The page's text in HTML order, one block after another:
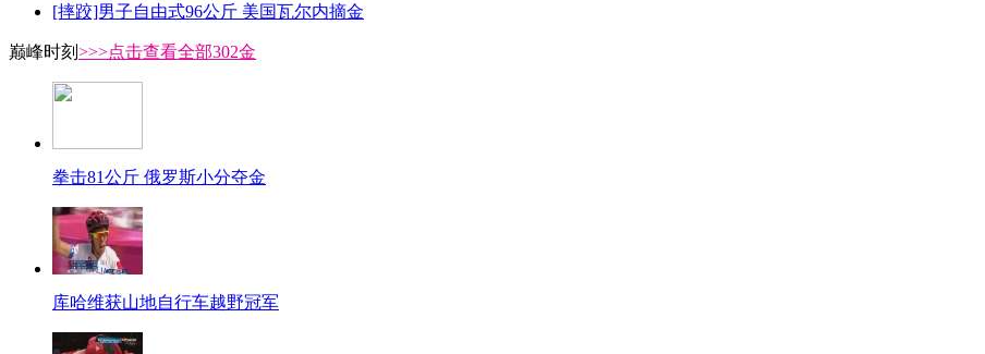
[摔跤]男子自由式96公斤 美国瓦尔内摘金
巅峰时刻 >>>点击查看全部302金
拳击81公斤 俄罗斯小分夺金
库哈维获山地自行车越野冠军